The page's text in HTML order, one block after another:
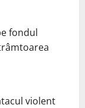
fondul
violent